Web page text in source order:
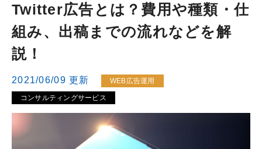
Twitter広告とは？費用や種類・仕
組み、出稿までの流れなどを解
説！
2021/06/09 更新 WEB広告運用
コンサルティングサービス